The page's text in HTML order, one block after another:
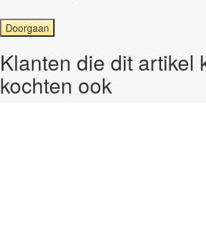
Doorgaan
Klanten die dit artikel
kochten ook